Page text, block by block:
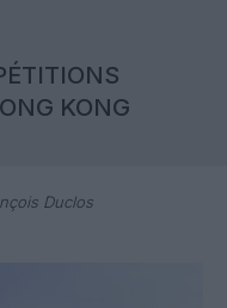
KONG
Duclos